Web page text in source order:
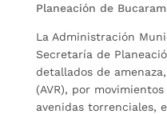
Planeación de
La Administración
Secretaría de
detallados de
(AVR), por
avenidas torrenciales,